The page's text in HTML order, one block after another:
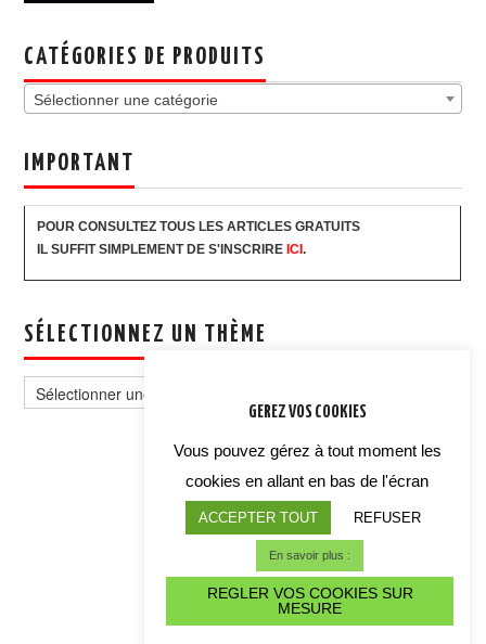
CATÉGORIES DE PRODUITS
Sélectionner une catégorie
IMPORTANT
POUR CONSULTEZ TOUS LES ARTICLES GRATUITS
IL SUFFIT SIMPLEMENT DE S'INSCRIRE ICI.
SÉLECTIONNEZ UN THÈME
un
thème
ALERTE CYBER CRISE
GEREZ VOS COOKIES
Vous pouvez gérez à tout moment les
cookies en allant en bas de l'écran
ACCEPTER TOUT REFUSER
En savoir plus :
REGLER VOS COOKIES SUR
MESURE